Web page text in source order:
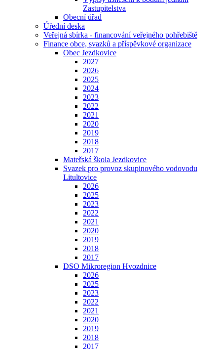
Zastupitelstva
Obecní úřad
Úřední deska
Veřejná sbírka - financování veřejného pohřebiště
Finance obce, svazků a příspěvkové organizace
Obec Jezdkovice
2027
2026
2025
2024
2023
2022
2021
2020
2019
2018
2017
Mateřská škola Jezdkovice
Svazek pro provoz skupinového vodovodu
Litultovice
2026
2025
2023
2022
2021
2020
2019
2018
2017
DSO Mikroregion Hvozdnice
2026
2025
2023
2022
2021
2020
2019
2018
2017